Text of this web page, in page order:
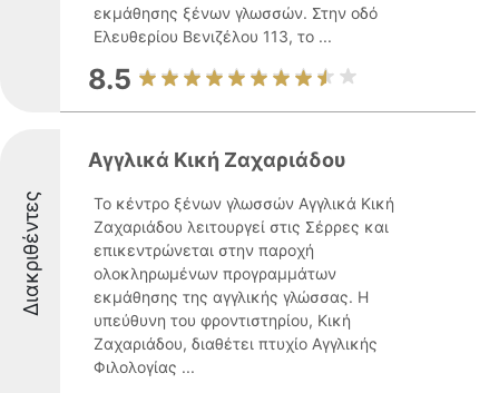
εκμάθησης ξένων γλωσσών. Στην οδό
Ελευθερίου Βενιζέλου 113, το ...
8.5
Διακριθέντες
Αγγλικά Κική Ζαχαριάδου
Το κέντρο ξένων γλωσσών Αγγλικά Κική
Ζαχαριάδου λειτουργεί στις Σέρρες και
επικεντρώνεται στην παροχή
ολοκληρωμένων προγραμμάτων
εκμάθησης της αγγλικής γλώσσας. Η
υπεύθυνη του φροντιστηρίου, Κική
Ζαχαριάδου, διαθέτει πτυχίο Αγγλικής
Φιλολογίας ...